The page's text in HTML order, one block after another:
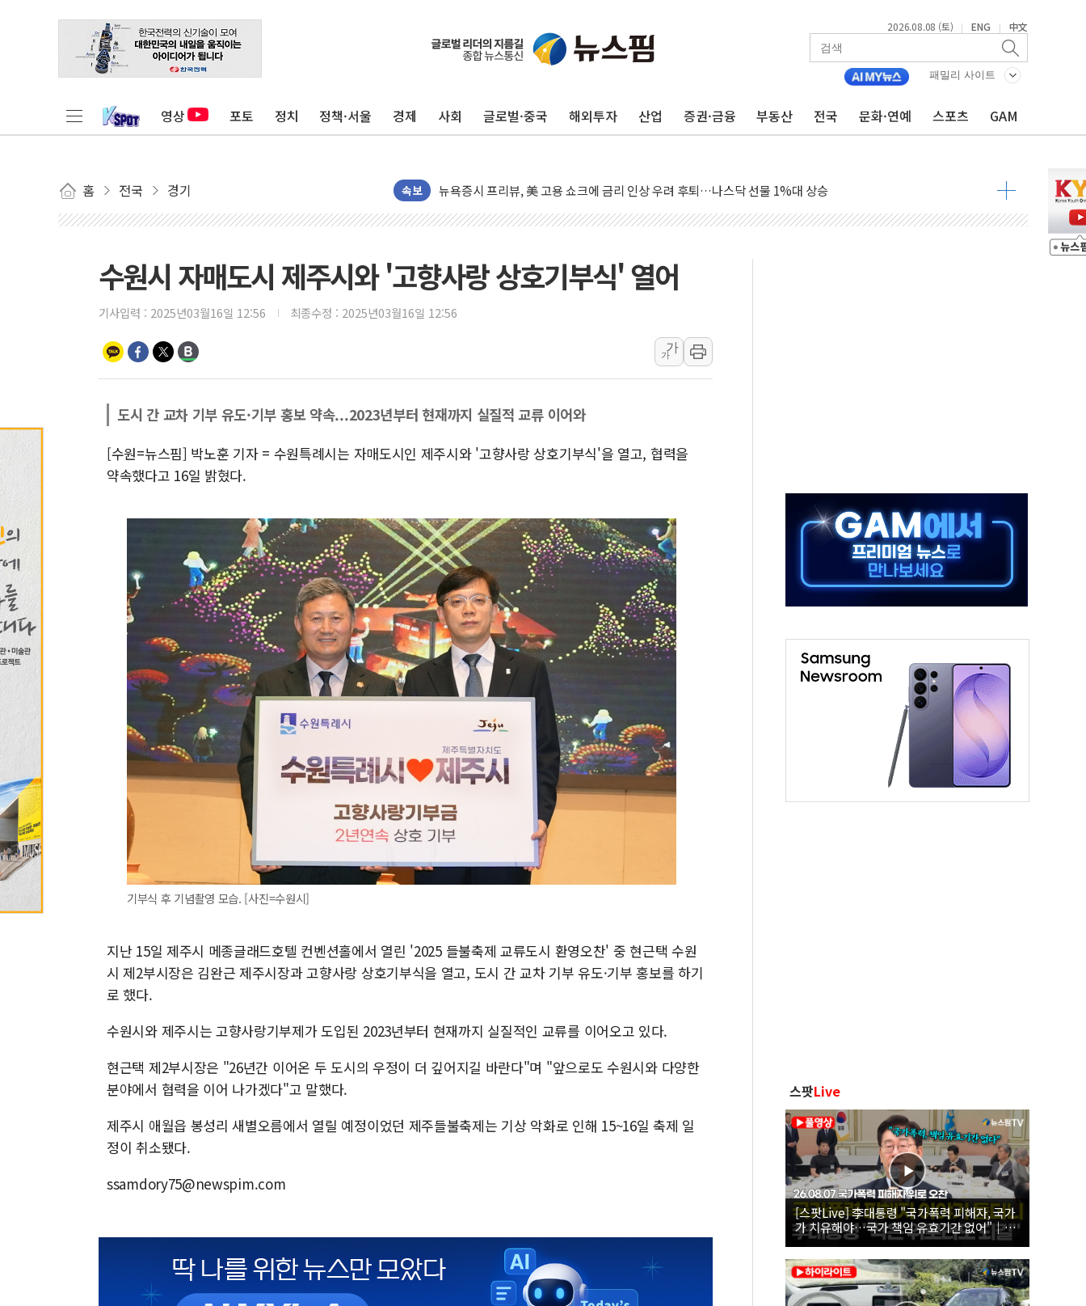
2026.08.08 (토) | ENG | 中文
패밀리 사이트
영상 포토 정치 정책·서울 경제 사회 글로벌·중국 해외투자 산업 증권·금융 부동산 전국 문화·연예 스포츠 GAM
홈 전국 경기 속보
[종합] 이슬람 수니파 3국, '공동방위협정' 체결… 이스라엘·이란 위협에 맞설 자체 억지력 강화
트럼프, 백신·자폐증 행정명령 검토…"이르면 다음 주"
美 항소법원, 백악관 무도회장 공사 중단 명령…트럼프 제동
美 고용 쇼크에 엔화 장중 급등…시장은 "또 개입했나" 촉각
[AI MY 뉴스] 뉴욕 반도체주 프리뷰...美 고용 쇼크에 반도체주 '활짝'
[종합] 美 7월 고용 2만3000명 감소 '쇼크'…9월 금리 인상 기대 후퇴
[사진] 이슬람 수니파 3개국, 공동방위협정 체결
보훈부, 미 DPAA와 MOU… "6·25 미군 실종자 7359명 끝까지 찾겠다"
트럼프 "금리 내려야"…파월 때와 달리 워시엔 톤 낮춰
특정 정치인 측근 포항시 정책특보 내정설...포항시 '시끌'
李 "해남 태양광, 대한민국 다음 100년 밑거름…수도권 집중 완화 전환점"
李 대통령, '6시간 마라톤 부동산 2차 회의' 주재… "전폭적 공급 확대·속도전 총력"
트럼프, 中 겨냥 폴리실리콘 관세 15% 부과…美 태양광주 급등
[사진] 빈살만과 에르도안의 만남
수원시 자매도시 제주시와 '고향사랑 상호기부식' 열어
기사입력 : 2025년03월16일 12:56 최종수정 : 2025년03월16일 12:56
가
가
도시 간 교차 기부 유도·기부 홍보 약속...2023년부터 현재까지 실질적 교류 이어와
[수원=뉴스핌] 박노훈 기자 = 수원특례시는 자매도시인 제주시와 '고향사랑 상호기부식'을 열고, 협력을
약속했다고 16일 밝혔다.
기부식 후 기념촬영 모습. [사진=수원시]
지난 15일 제주시 메종글래드호텔 컨벤션홀에서 열린 '2025 들불축제 교류도시 환영오찬' 중 현근택 수원
시 제2부시장은 김완근 제주시장과 고향사랑 상호기부식을 열고, 도시 간 교차 기부 유도·기부 홍보를 하기
로 했다.
수원시와 제주시는 고향사랑기부제가 도입된 2023년부터 현재까지 실질적인 교류를 이어오고 있다.
현근택 제2부시장은 "26년간 이어온 두 도시의 우정이 더 깊어지길 바란다"며 "앞으로도 수원시와 다양한
분야에서 협력을 이어 나가겠다"고 말했다.
제주시 애월읍 봉성리 새별오름에서 열릴 예정이었던 제주들불축제는 기상 악화로 인해 15~16일 축제 일
정이 취소됐다.
ssamdory75@newspim.com
스팟Live
[스팟Live] 李대통령 "국가폭력 피해자, 국가
가 치유해야…국가 책임 유효기간 없어"｜
26.08.07 국가폭력 피해자 위로 오찬